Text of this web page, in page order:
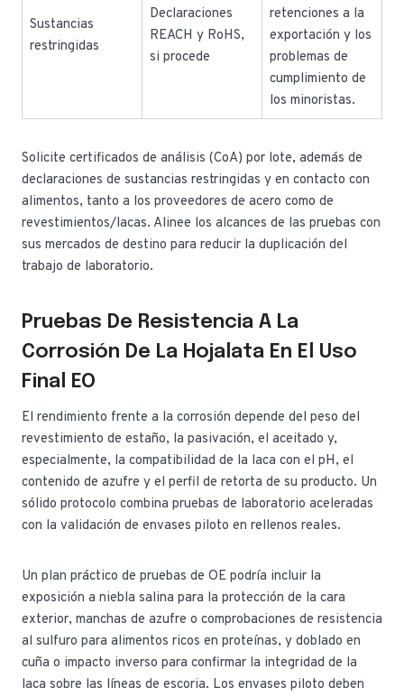
Sustancias
restringidas
Declaraciones
REACH y RoHS,
si procede
retenciones a la
exportación y los
problemas de
cumplimiento de
los minoristas.
Solicite certificados de análisis (CoA) por lote, además de
declaraciones de sustancias restringidas y en contacto con
alimentos, tanto a los proveedores de acero como de
revestimientos/lacas. Alinee los alcances de las pruebas con
sus mercados de destino para reducir la duplicación del
trabajo de laboratorio.
Pruebas De Resistencia A La
Corrosión De La Hojalata En El Uso
Final EO
El rendimiento frente a la corrosión depende del peso del
revestimiento de estaño, la pasivación, el aceitado y,
especialmente, la compatibilidad de la laca con el pH, el
contenido de azufre y el perfil de retorta de su producto. Un
sólido protocolo combina pruebas de laboratorio aceleradas
con la validación de envases piloto en rellenos reales.
Un plan práctico de pruebas de OE podría incluir la
exposición a niebla salina para la protección de la cara
exterior, manchas de azufre o comprobaciones de resistencia
al sulfuro para alimentos ricos en proteínas, y doblado en
cuña o impacto inverso para confirmar la integridad de la
laca sobre las líneas de escoria. Los envases piloto deben